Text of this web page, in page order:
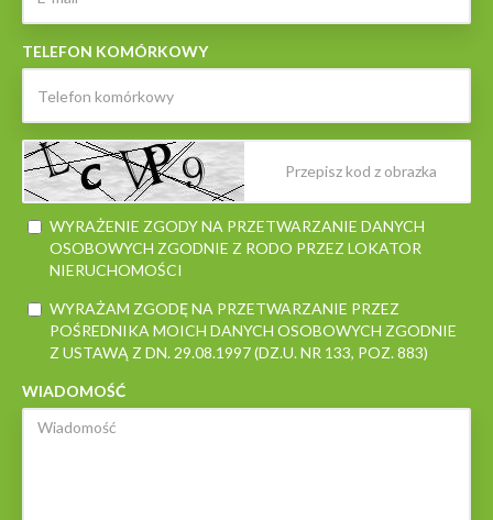
TELEFON KOMÓRKOWY
WYRAŻENIE ZGODY NA PRZETWARZANIE DANYCH
OSOBOWYCH ZGODNIE Z RODO PRZEZ LOKATOR
NIERUCHOMOŚCI
WYRAŻAM ZGODĘ NA PRZETWARZANIE PRZEZ
POŚREDNIKA MOICH DANYCH OSOBOWYCH ZGODNIE
Z USTAWĄ Z DN. 29.08.1997 (DZ.U. NR 133, POZ. 883)
WIADOMOŚĆ